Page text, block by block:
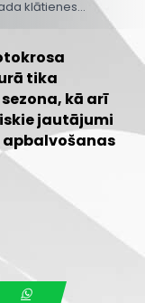
klātienes…
tika
kā arī
jautājumi
apbalvošanas